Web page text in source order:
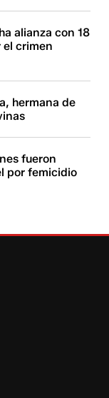
alianza con 18
el crimen
hermana de
fueron
por femicidio